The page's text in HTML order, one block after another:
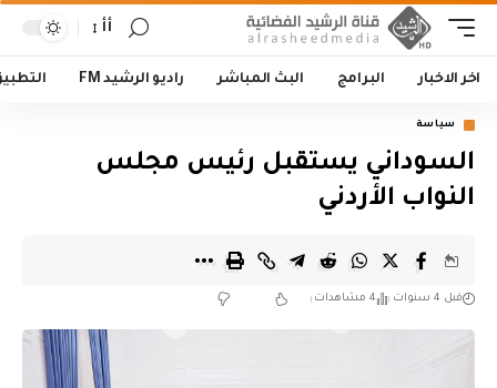
أأ
اخر الاخبار البرامج البث المباشر راديو الرشيد FM
سياسة
السوداني يستقبل رئيس مجلس
النواب الأردني
قبل 4 سنوات 4 مشاهدات